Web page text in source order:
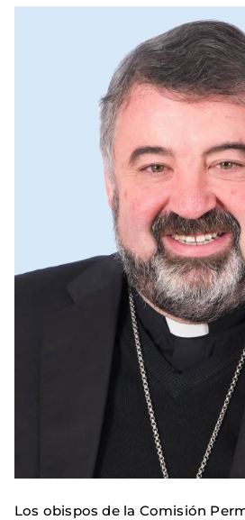
Los obispos de la Comisión